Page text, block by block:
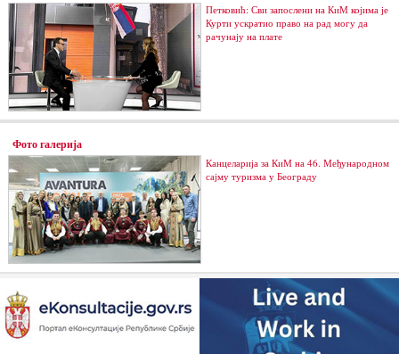
Петковић: Сви запослени на КиМ којима је
Курти ускратио право на рад могу да
рачунају на плате
Фото галерија
Канцеларија за КиМ на 46. Међународном
сајму туризма у Београду